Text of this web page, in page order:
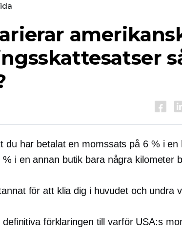
du har betalat en momssats på 6 % i en
i en annan butik bara några kilometer
för att klia dig i huvudet och undra
förklaringen till varför USA:s